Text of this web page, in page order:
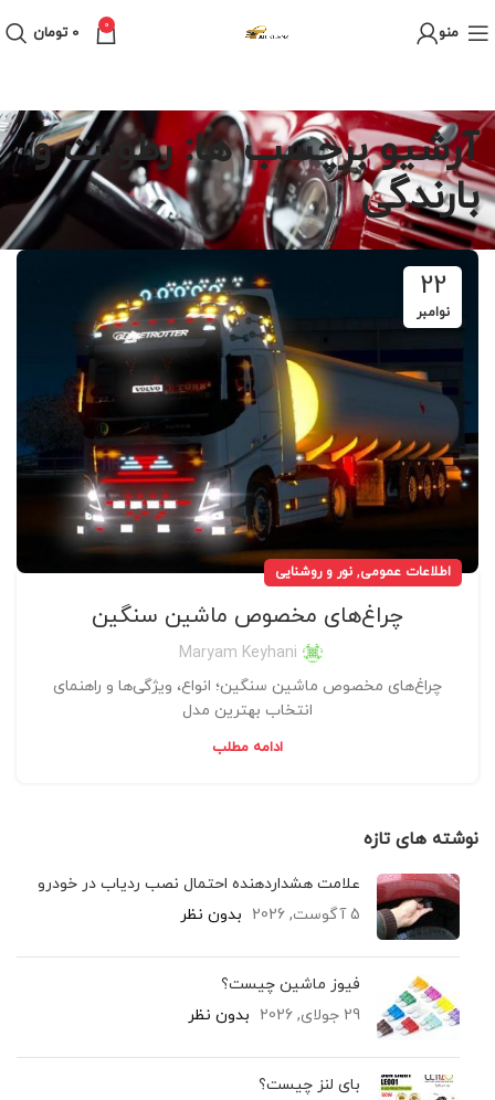
منو 0
0 تومان
آرشیو برچسب ها: رطوبت و
بارندگی
22
نوامبر
اطلاعات عمومی, نور و روشنایی
چراغ‌های مخصوص ماشین سنگین
Maryam Keyhani
چراغ‌های مخصوص ماشین سنگین؛ انواع، ویژگی‌ها و راهنمای
انتخاب بهترین مدل
ادامه مطلب
نوشته های تازه
علامت هشداردهنده احتمال نصب ردیاب در خودرو
5 آگوست, 2026
بدون نظر
فیوز ماشین چیست؟
29 جولای, 2026
بدون نظر
بای لنز چیست؟